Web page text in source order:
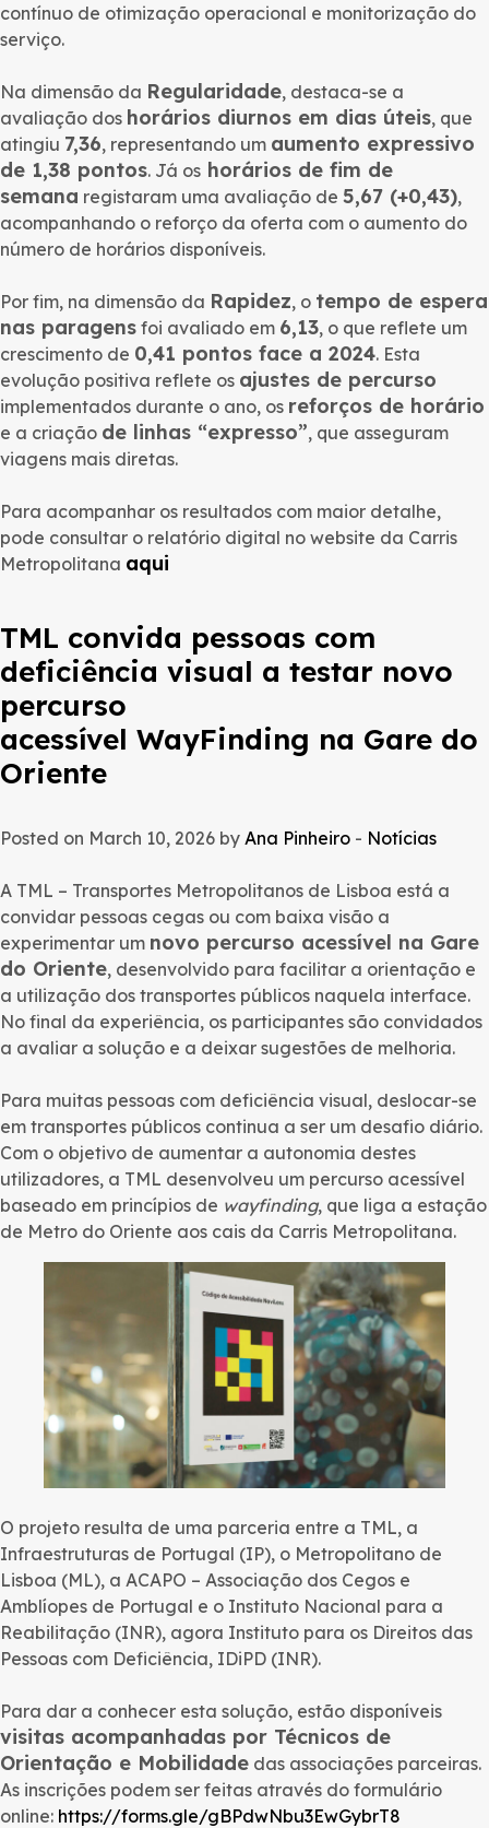
contínuo de otimização operacional e monitorização do
serviço.
Na dimensão da Regularidade, destaca-se a
avaliação dos horários diurnos em dias úteis, que
atingiu 7,36, representando um aumento expressivo
de 1,38 pontos. Já os horários de fim de
semana registaram uma avaliação de 5,67 (+0,43),
acompanhando o reforço da oferta com o aumento do
número de horários disponíveis.
Por fim, na dimensão da Rapidez, o tempo de espera
nas paragens foi avaliado em 6,13, o que reflete um
crescimento de 0,41 pontos face a 2024. Esta
evolução positiva reflete os ajustes de percurso
implementados durante o ano, os reforços de horário
e a criação de linhas “expresso”, que asseguram
viagens mais diretas.
Para acompanhar os resultados com maior detalhe,
pode consultar o relatório digital no website da Carris
Metropolitana aqui
TML convida pessoas com
deficiência visual a testar novo
percurso
acessível WayFinding na Gare do
Oriente
Posted on March 10, 2026 by Ana Pinheiro - Notícias
A TML – Transportes Metropolitanos de Lisboa está a
convidar pessoas cegas ou com baixa visão a
experimentar um novo percurso acessível na Gare
do Oriente, desenvolvido para facilitar a orientação e
a utilização dos transportes públicos naquela interface.
No final da experiência, os participantes são convidados
a avaliar a solução e a deixar sugestões de melhoria.
Para muitas pessoas com deficiência visual, deslocar-se
em transportes públicos continua a ser um desafio diário.
Com o objetivo de aumentar a autonomia destes
utilizadores, a TML desenvolveu um percurso acessível
baseado em princípios de wayfinding, que liga a estação
de Metro do Oriente aos cais da Carris Metropolitana.
O projeto resulta de uma parceria entre a TML, a
Infraestruturas de Portugal (IP), o Metropolitano de
Lisboa (ML), a ACAPO – Associação dos Cegos e
Amblíopes de Portugal e o Instituto Nacional para a
Reabilitação (INR), agora Instituto para os Direitos das
Pessoas com Deficiência, IDiPD (INR).
Para dar a conhecer esta solução, estão disponíveis
visitas acompanhadas por Técnicos de
Orientação e Mobilidade das associações parceiras.
As inscrições podem ser feitas através do formulário
online: https://forms.gle/gBPdwNbu3EwGybrT8